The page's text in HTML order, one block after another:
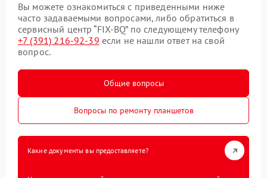
Вы можете ознакомиться с приведенными ниже
часто задаваемыми вопросами, либо обратиться в
сервисный центр “FIX-BQ” по следующему телефону
+7 (391) 216-92-39 если не нашли ответ на свой
вопрос.
Общие вопросы
Вопросы по ремонту планшетов
Какие документы вы предоставляете?